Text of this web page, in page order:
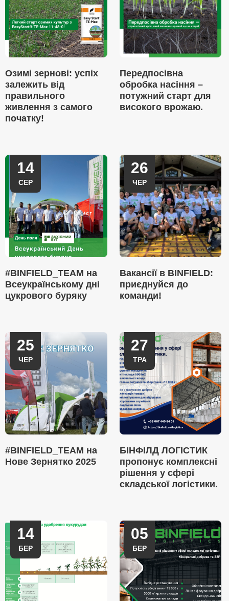
Озимі зернові: успіх
залежить від
правильного
живлення з самого
початку!
Передпосівна
обробка насіння –
потужний старт для
високого врожаю.
14
СЕР
#BINFIELD_TEAM на
Всеукраїнському дні
цукрового буряку
26
ЧЕР
Вакансії в BINFIELD:
приєднуйся до
команди!
25
ЧЕР
#BINFIELD_TEAM на
Нове Зернятко 2025
27
ТРА
БІНФІЛД ЛОГІСТИК
пропонує комплексні
рішення у сфері
складської логістики.
14
БЕР
05
БЕР